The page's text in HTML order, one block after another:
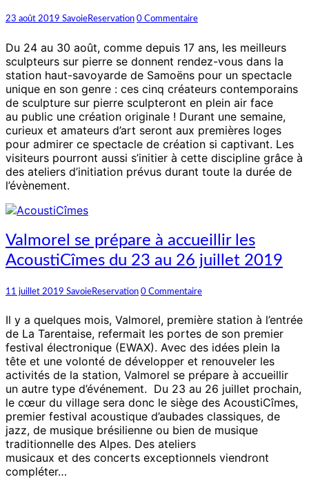
de
sur
pierre
23 août 2019 SavoieReservation Commentaires
0 Commentaire
Du 24 au 30 août, comme depuis 17 ans, les meilleurs
sculpteurs sur pierre se donnent rendez-vous dans la
station haut-savoyarde de Samoëns pour un spectacle
unique en son genre : ces cinq créateurs contemporains
de sculpture sur pierre sculpteront en plein air face
au public une création originale ! Durant une semaine,
curieux et amateurs d’art seront aux premières loges
pour admirer ce spectacle de création si captivant. Les
visiteurs pourront aussi s’initier à cette discipline grâce à
des ateliers d’initiation prévus durant toute la durée de
l’évènement.
Valmorel
se
prépare
accueillir
AcoustiCîmes
du
23
au
26
juillet
2019
Valmorel se prépare à accueillir les
AcoustiCîmes du 23 au 26 juillet 2019
11 juillet 2019 SavoieReservation Commentaires
0 Commentaire
Il y a quelques mois, Valmorel, première station à l’entrée
de La Tarentaise, refermait les portes de son premier
festival électronique (EWAX). Avec des idées plein la
tête et une volonté de développer et renouveler les
activités de la station, Valmorel se prépare à accueillir
un autre type d’événement. Du 23 au 26 juillet prochain,
le cœur du village sera donc le siège des AcoustiCîmes,
premier festival acoustique d’aubades classiques, de
jazz, de musique brésilienne ou bien de musique
traditionnelle des Alpes. Des ateliers
musicaux et des concerts exceptionnels viendront
compléter…